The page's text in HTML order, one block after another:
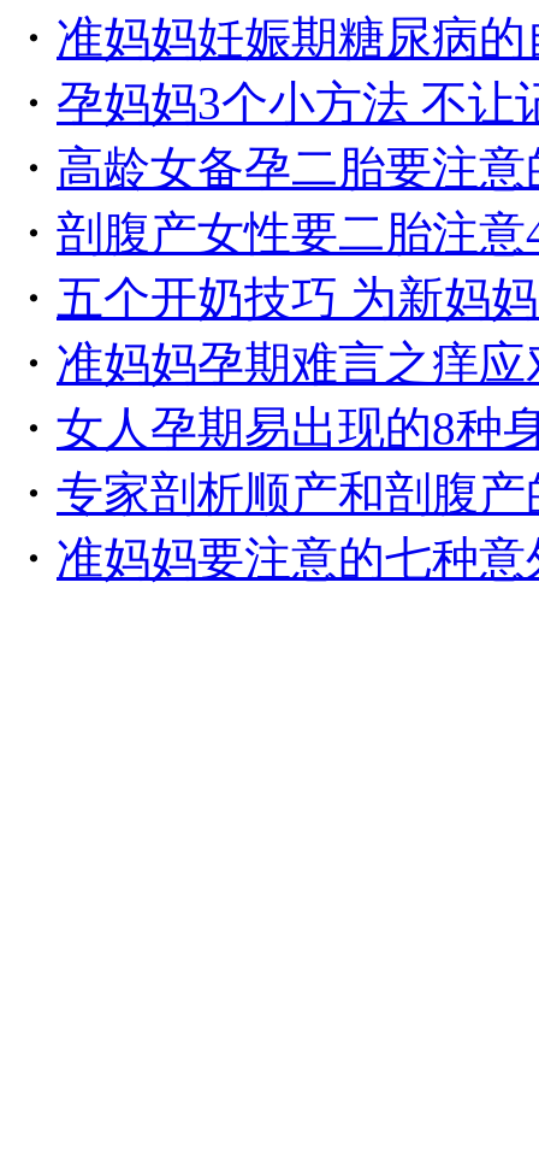
・ 准妈妈妊娠期糖尿病
・ 孕妈妈3个小方法 不让
・ 高龄女备孕二胎要注
・ 剖腹产女性要二胎注意
・ 五个开奶技巧 为新妈
・ 准妈妈孕期难言之痒应
・ 女人孕期易出现的8种
・ 专家剖析顺产和剖腹
・ 准妈妈要注意的七种意